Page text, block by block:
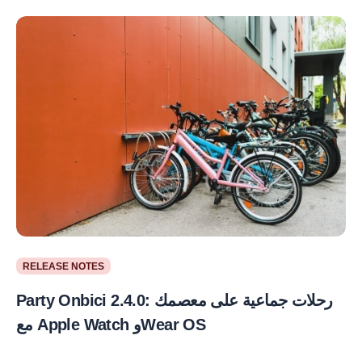
RELEASE NOTES
Party Onbici 2.4.0: رحلات جماعية على معصمك
مع Apple Watch وWear OS